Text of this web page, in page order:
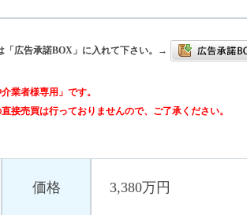
「広告承諾BOX」に入れて下さい。→
業者様専用」です。
接売買は行っておりませんので、ご了承ください。
価格 3,380万円